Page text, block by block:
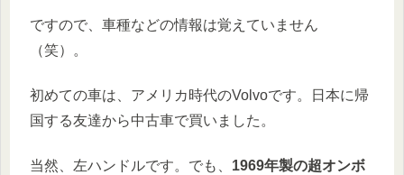
ですので、車種などの情報は覚えていません
（笑）。
初めての車は、アメリカ時代のVolvoです。日本に帰
国する友達から中古車で買いました。
当然、左ハンドルです。でも、 1969年製の超オンボ